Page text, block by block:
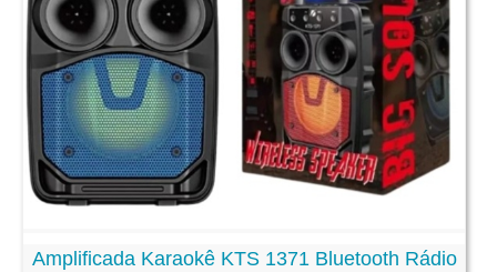
Amplificada Karaokê KTS 1371 Bluetooth Rádio